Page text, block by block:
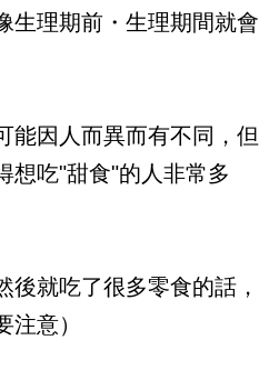
生理期前・生理期間就會
能因人而異而有不同，但
想吃"甜食"的人非常多
後就吃了很多零食的話，
意）